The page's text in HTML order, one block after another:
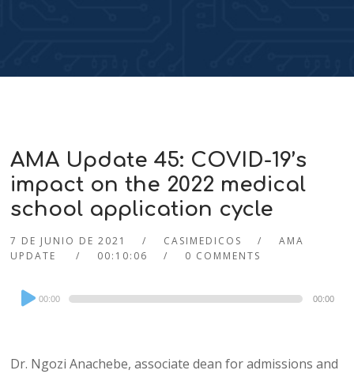
AMA Update 45: COVID-19’s
impact on the 2022 medical
school application cycle
7 DE JUNIO DE 2021 CASIMEDICOS
AMA
UPDATE
00:10:06 0 COMMENTS
Audio
Player
00:00 00:00
Dr. Ngozi Anachebe, associate dean for admissions and